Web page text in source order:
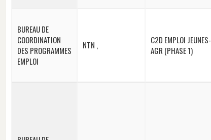
BUREAU DE
COORDINATION
DES PROGRAMMES
EMPLOI
NTN ,
C2D EMPLOI JEUNES-
AGR (PHASE 1)